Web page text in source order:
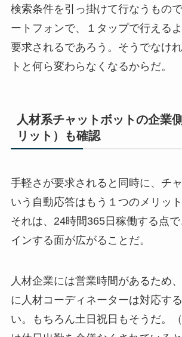
検索条件を引っ掛けて行なうもの
ートフォンで、１タップで行える
要求されるであろう。そうでなけ
トと何ら変わらなくなるからだ。
人材系チャットボットの企業
リット）も確認
手軽さが要求されると同時に、チ
いう自動応答はもう１つのメリット
それは、24時間365日稼働する点
インする面が広がることだ。
人材企業には営業時間があるため
に人材コーディネーターは対応す
い。もちろん土日祝日もそうだ。